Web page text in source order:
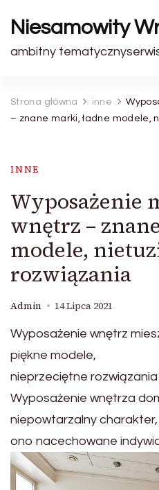
Niesamowity
ambitny
Strona główna inne
– znane marki, ładne modele,
INNE
Wyposażenie
wnętrz –
modele,
rozwiązania
Admin 14 Lipca 2021
Wyposażenie wnętrz
piękne modele,
nieprzeciętne rozwiązania
Wyposażenie wnętrza
niepowtarzalny
ono nacechowane